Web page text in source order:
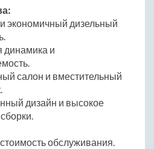
экономичный дизельный
динамика и
салон и вместительный
дизайн и высокое
обслуживания.